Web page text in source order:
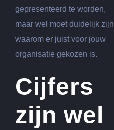
gepresenteerd te worden,
maar wel moet duidelijk zijn
waarom er juist voor jouw
organisatie gekozen is.
Cijfers
zijn wel